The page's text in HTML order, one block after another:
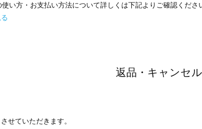
い方・お支払い方法について詳しくは下記よりご確認くださ
返品・キャンセ
せていただきます。